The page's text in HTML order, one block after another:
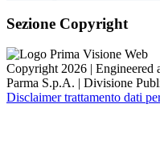
Sezione Copyright
Copyright 2026 | Engineered
Parma S.p.A. | Divisione
Disclaimer trattamento dati